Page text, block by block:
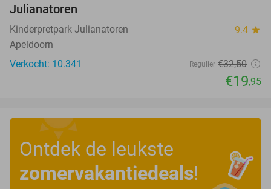
Julianatoren
Kinderpretpark Julianatoren 9.4 star
Apeldoorn
Verkocht: 10.341
Regulier €32,50
€19,95
Ontdek de leukste
zomervakantiedeals!